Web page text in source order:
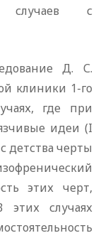
случаев с
Д. С.
клиники 1-го
где при
идеи (I
детства черты
этих черт,
этих случаях